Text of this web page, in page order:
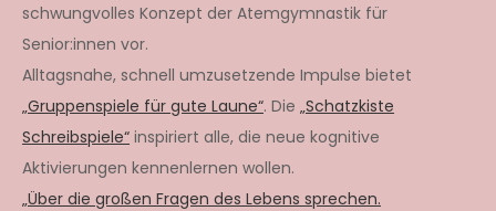
schwungvolles Konzept der Atemgymnastik für
Senior:innen vor.
Alltagsnahe, schnell umzusetzende Impulse bietet
„Gruppenspiele für gute Laune“. Die „Schatzkiste
Schreibspiele“ inspiriert alle, die neue kognitive
Aktivierungen kennenlernen wollen.
„Über die großen Fragen des Lebens sprechen.